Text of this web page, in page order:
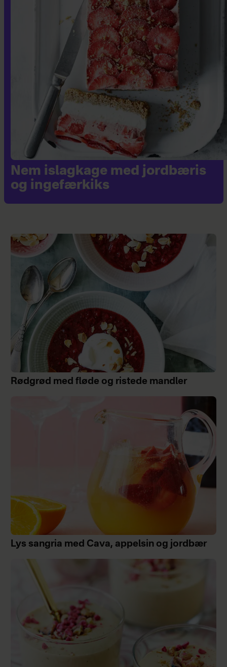
Nem islagkage med jordbæris
og ingefærkiks
Rødgrød med fløde og ristede mandler
Lys sangria med Cava, appelsin og jordbær